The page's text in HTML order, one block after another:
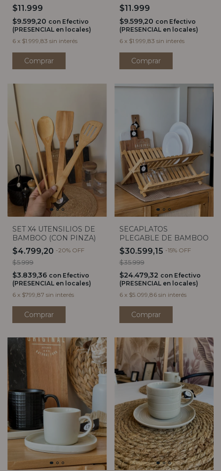
$11.999
$9.599,20 con Efectivo
(PRESENCIAL en locales)
6 x $1.999,83 sin interés
$11.999
$9.599,20 con Efectivo
(PRESENCIAL en locales)
6 x $1.999,83 sin interés
SET X4 UTENSILIOS DE
BAMBOO (CON PINZA)
$4.799,20 -20% OFF
$5.999
$3.839,36 con Efectivo
(PRESENCIAL en locales)
6 x $799,87 sin interés
SECAPLATOS
PLEGABLE DE BAMBOO
$30.599,15 -15% OFF
$35.999
$24.479,32 con Efectivo
(PRESENCIAL en locales)
6 x $5.099,86 sin interés